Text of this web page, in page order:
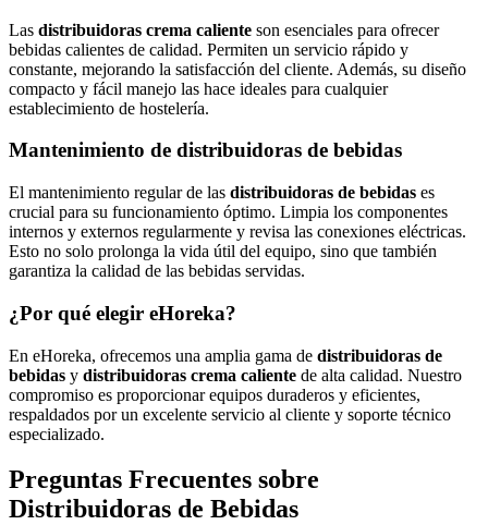
Las distribuidoras crema caliente son esenciales para ofrecer
bebidas calientes de calidad. Permiten un servicio rápido y
constante, mejorando la satisfacción del cliente. Además, su diseño
compacto y fácil manejo las hace ideales para cualquier
establecimiento de hostelería.
Mantenimiento de distribuidoras de bebidas
El mantenimiento regular de las distribuidoras de bebidas es
crucial para su funcionamiento óptimo. Limpia los componentes
internos y externos regularmente y revisa las conexiones eléctricas.
Esto no solo prolonga la vida útil del equipo, sino que también
garantiza la calidad de las bebidas servidas.
¿Por qué elegir eHoreka?
En eHoreka, ofrecemos una amplia gama de distribuidoras de
bebidas y distribuidoras crema caliente de alta calidad. Nuestro
compromiso es proporcionar equipos duraderos y eficientes,
respaldados por un excelente servicio al cliente y soporte técnico
especializado.
Preguntas Frecuentes sobre
Distribuidoras de Bebidas